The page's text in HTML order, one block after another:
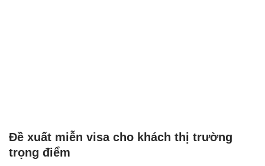
Đề xuất miễn visa cho khách thị trường
trọng điểm